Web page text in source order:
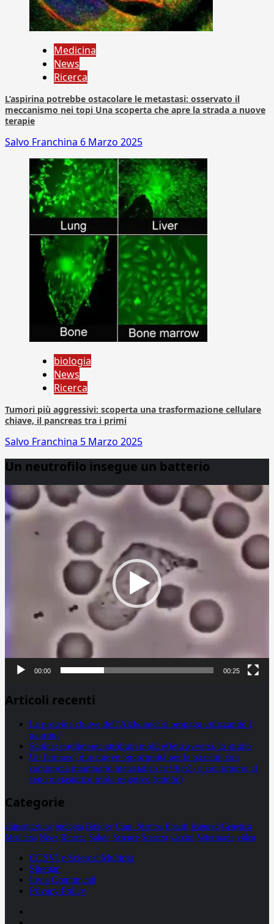
Medicina
News
Ricerca
L’aspirina potrebbe ostacolare le metastasi: osservato il
meccanismo nei topi Una scoperta che apre la strada a nuove
terapie
Salvo Franchina 6 Marzo 2025
biologia
News
Ricerca
Tumori più aggressivi: scoperta una trasformazione cellulare
chiave, il pancreas tra i primi
Salvo Franchina 5 Marzo 2025
Un neutrofilo insegue un batterio
Player
00:00 00:25
Articoli recenti
La proteina chiave dell’Alzheimer si propaga utilizzando i
neuroni
Statine: inutilmente attribuiti molti effetti avversi, lo studio
Un farmaco, due nuove opportunità per le pazienti con
carcinoma mammario metastatico hr+/her2- e con tumore al
seno metastatico triplo negativo (mtnbc)
Categorie
alimentazione biologia Biology Com. Stampa Epatiti featured Genetica
Medicina News Ricerca Salute Science Scienza vaccini Veterinaria video
CCSVI e Sclerosi Multipla
Sitemap
Invia Comunicati
Privacy Policy